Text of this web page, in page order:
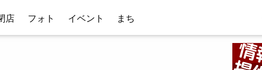
店 フォト イベント まち